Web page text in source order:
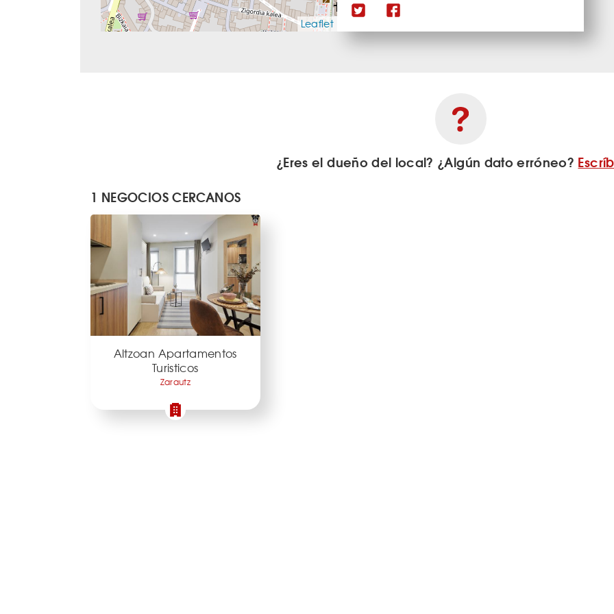
Leaflet
¿Eres el dueño del local? ¿Algún dato erróneo?
1 NEGOCIOS CERCANOS
Altzoan Apartamentos
Turisticos
Zarautz